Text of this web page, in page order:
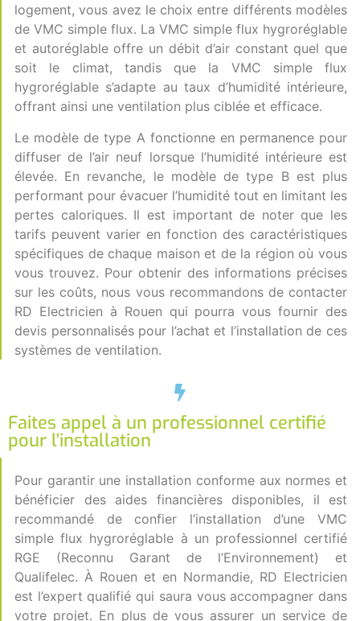
logement, vous avez le choix entre différents modèles
de VMC simple flux. La VMC simple flux hygroréglable
et autoréglable offre un débit d’air constant quel que
soit le climat, tandis que la VMC simple flux
hygroréglable s’adapte au taux d’humidité intérieure,
offrant ainsi une ventilation plus ciblée et efficace.
Le modèle de type A fonctionne en permanence pour
diffuser de l’air neuf lorsque l’humidité intérieure est
élevée. En revanche, le modèle de type B est plus
performant pour évacuer l’humidité tout en limitant les
pertes caloriques. Il est important de noter que les
tarifs peuvent varier en fonction des caractéristiques
spécifiques de chaque maison et de la région où vous
vous trouvez. Pour obtenir des informations précises
sur les coûts, nous vous recommandons de contacter
RD Electricien à Rouen qui pourra vous fournir des
devis personnalisés pour l’achat et l’installation de ces
systèmes de ventilation.
Faites appel à un professionnel certifié
pour l'installation
Pour garantir une installation conforme aux normes et
bénéficier des aides financières disponibles, il est
recommandé de confier l’installation d’une VMC
simple flux hygroréglable à un professionnel certifié
RGE (Reconnu Garant de l’Environnement) et
Qualifelec. À Rouen et en Normandie, RD Electricien
est l’expert qualifié qui saura vous accompagner dans
votre projet. En plus de vous assurer un service de